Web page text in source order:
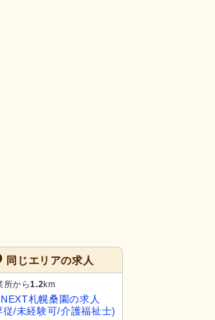
同じエリアの求人
所から1.2km
札幌桑園の求人
従/未経験可/介護福祉士)